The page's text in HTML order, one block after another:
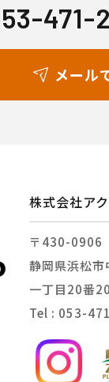
471-
メール
株式会社ア
〒430-0906
静岡県浜松市
一丁目20番
Tel : 053-